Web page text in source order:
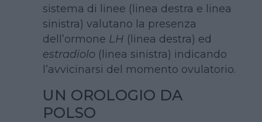
sistema di linee (linea destra e linea
sinistra) valutano la presenza
dell’ormone LH (linea destra) ed
estradiolo(linea sinistra) indicando
l’avvicinarsi del momento ovulatorio.
UN OROLOGIO DA
POLSO